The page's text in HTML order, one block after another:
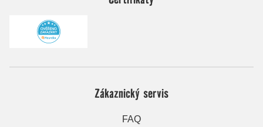
Zákaznický servis
FAQ